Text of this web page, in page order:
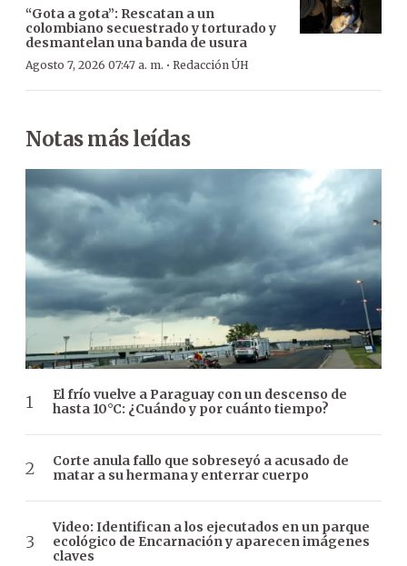
“Gota a gota”: Rescatan a un
colombiano secuestrado y torturado y
desmantelan una banda de usura
Agosto 7, 2026 07:47 a. m. · Redacción ÚH
Notas más leídas
El frío vuelve a Paraguay con un descenso de
hasta 10°C: ¿Cuándo y por cuánto tiempo?
Corte anula fallo que sobreseyó a acusado de
matar a su hermana y enterrar cuerpo
Video: Identifican a los ejecutados en un parque
ecológico de Encarnación y aparecen imágenes
claves